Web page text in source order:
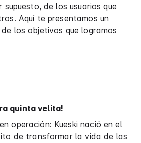
supuesto, de los usuarios que
Aquí te presentamos un
los objetivos que logramos
quinta velita!
operación: Kueski nació en el
de transformar la vida de las